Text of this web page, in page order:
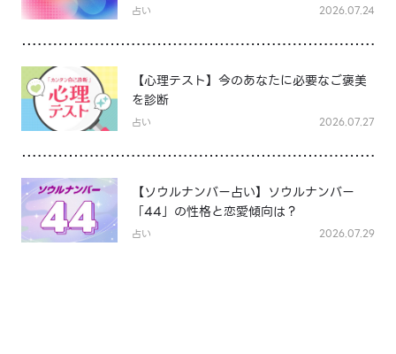
占い 2026.07.24
【心理テスト】今のあなたに必要なご褒美
を診断
占い 2026.07.27
【ソウルナンバー占い】ソウルナンバー
「44」の性格と恋愛傾向は？
占い 2026.07.29